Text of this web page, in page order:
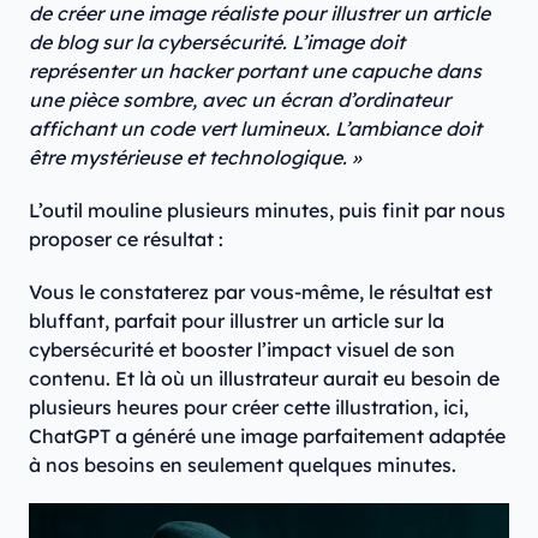
de créer une image réaliste pour illustrer un article
de blog sur la cybersécurité. L’image doit
représenter un hacker portant une capuche dans
une pièce sombre, avec un écran d’ordinateur
affichant un code vert lumineux. L’ambiance doit
être mystérieuse et technologique. »
L’outil mouline plusieurs minutes, puis finit par nous
proposer ce résultat :
Vous le constaterez par vous-même, le résultat est
bluffant, parfait pour illustrer un article sur la
cybersécurité et booster l’impact visuel de son
contenu. Et là où un illustrateur aurait eu besoin de
plusieurs heures pour créer cette illustration, ici,
ChatGPT a généré une image parfaitement adaptée
à nos besoins en seulement quelques minutes.